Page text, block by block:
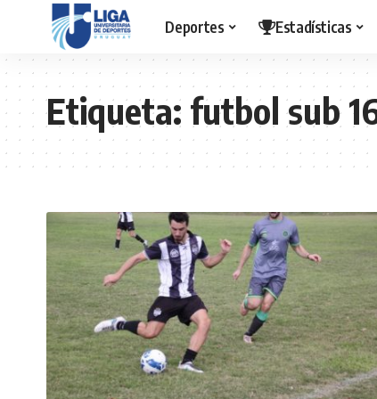
Deportes Estadísticas
Etiqueta: futbol sub